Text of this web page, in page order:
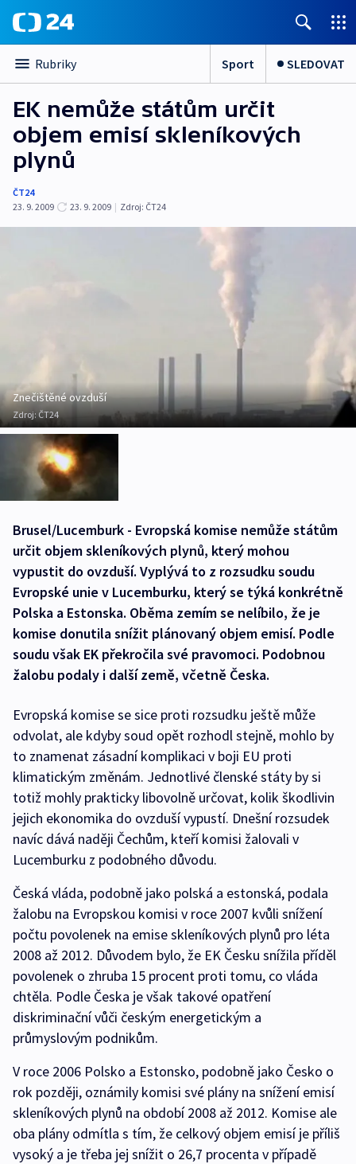
Rubriky Sport SLEDOVAT
EK nemůže státům určit
objem emisí skleníkových
plynů
ČT24
23. 9. 2009
23. 9. 2009 | Zdroj: ČT24
Znečištěné ovzduší
Zdroj:ČT24
Brusel/Lucemburk - Evropská komise nemůže státům
určit objem skleníkových plynů, který mohou
vypustit do ovzduší. Vyplývá to z rozsudku soudu
Evropské unie v Lucemburku, který se týká konkrétně
Polska a Estonska. Oběma zemím se nelíbilo, že je
komise donutila snížit plánovaný objem emisí. Podle
soudu však EK překročila své pravomoci. Podobnou
žalobu podaly i další země, včetně Česka.
Evropská komise se sice proti rozsudku ještě může
odvolat, ale kdyby soud opět rozhodl stejně, mohlo by
to znamenat zásadní komplikaci v boji EU proti
klimatickým změnám. Jednotlivé členské státy by si
totiž mohly prakticky libovolně určovat, kolik škodlivin
jejich ekonomika do ovzduší vypustí. Dnešní rozsudek
navíc dává naději Čechům, kteří komisi žalovali v
Lucemburku z podobného důvodu.
Česká vláda, podobně jako polská a estonská, podala
žalobu na Evropskou komisi v roce 2007 kvůli snížení
počtu povolenek na emise skleníkových plynů pro léta
2008 až 2012. Důvodem bylo, že EK Česku snížila příděl
povolenek o zhruba 15 procent proti tomu, co vláda
chtěla. Podle Česka je však takové opatření
diskriminační vůči českým energetickým a
průmyslovým podnikům.
V roce 2006 Polsko a Estonsko, podobně jako Česko o
rok později, oznámily komisi své plány na snížení emisí
skleníkových plynů na období 2008 až 2012. Komise ale
oba plány odmítla s tím, že celkový objem emisí je příliš
vysoký a je třeba jej snížit o 26,7 procenta v případě